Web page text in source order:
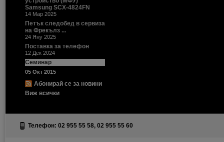
Samsung SCX-4824FN
14 Мар 2025
Петък следобед в сервиза
на Фрекълз ...
24 Яну 2025
Поставка за телефон
12 Дек 2024
Семинар
05 Окт 2015
Абонирай се за новини
Виж всички
Телефон: 02 955 55 58, 02 955 55 60